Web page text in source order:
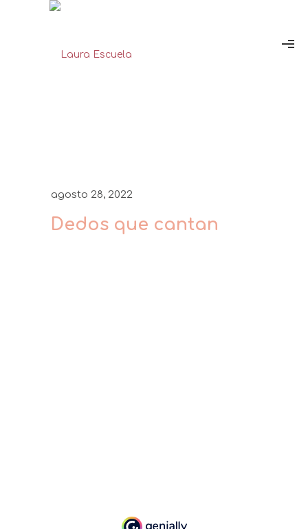
agosto 28, 2022
Dedos que cantan